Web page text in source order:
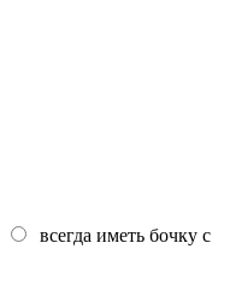
всегда иметь бочку с